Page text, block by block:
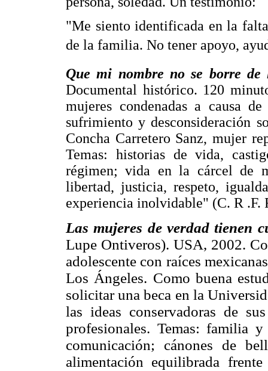
"Me siento identificada en la
de la familia. No tener apoyo,
Que mi nombre no se borre de
Documental histórico. 120
mujeres condenadas a causa
sufrimiento y desconsideración
Concha Carretero Sanz, mujer
Temas: historias de vida,
régimen; vida en la cárcel de
libertad, justicia, respeto,
experiencia inolvidable" (C. R .F.
Las mujeres de verdad tienen
Lupe Ontiveros). USA, 2002.
adolescente con raíces
Los Ángeles. Como buena
solicitar una beca en la
las ideas conservadoras de
profesionales. Temas: familia
comunicación; cánones de
alimentación equilibrada